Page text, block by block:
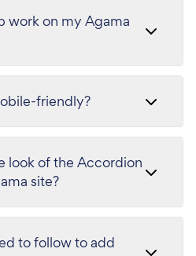
work on my Agama
friendly?
look of the Accordion
site?
to follow to add